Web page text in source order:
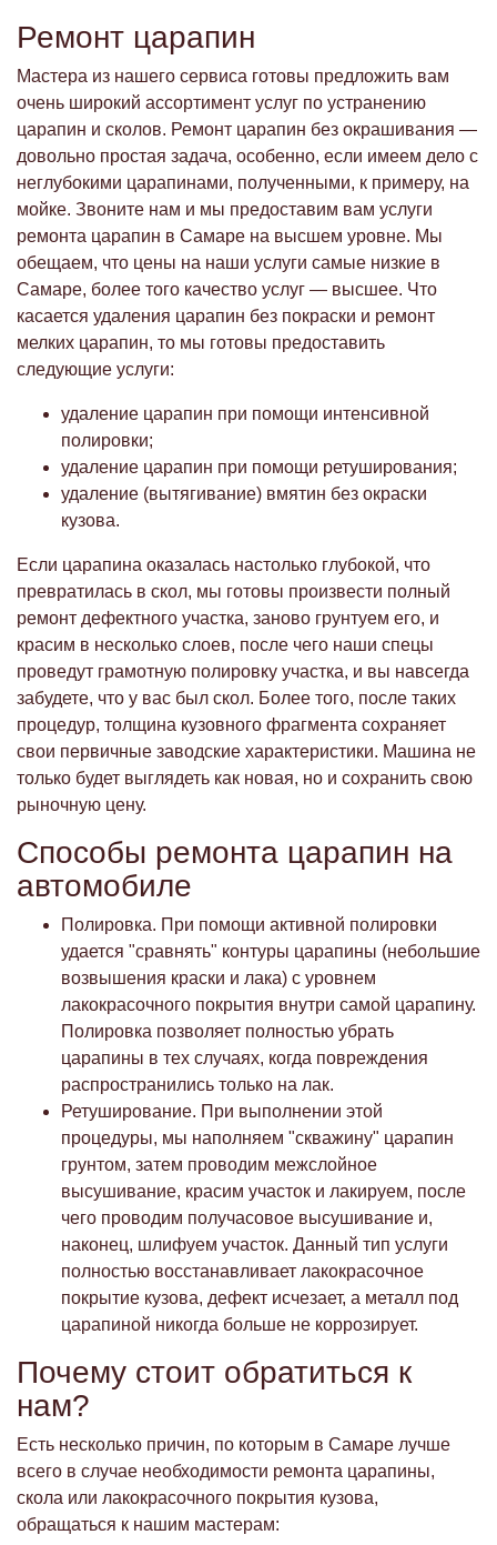
Ремонт царапин
Мастера из нашего сервиса готовы предложить вам
очень широкий ассортимент услуг по устранению
царапин и сколов. Ремонт царапин без окрашивания —
довольно простая задача, особенно, если имеем дело с
неглубокими царапинами, полученными, к примеру, на
мойке. Звоните нам и мы предоставим вам услуги
ремонта царапин в Самаре на высшем уровне. Мы
обещаем, что цены на наши услуги самые низкие в
Самаре, более того качество услуг — высшее. Что
касается удаления царапин без покраски и ремонт
мелких царапин, то мы готовы предоставить
следующие услуги:
удаление царапин при помощи интенсивной
полировки;
удаление царапин при помощи ретуширования;
удаление (вытягивание) вмятин без окраски
кузова.
Если царапина оказалась настолько глубокой, что
превратилась в скол, мы готовы произвести полный
ремонт дефектного участка, заново грунтуем его, и
красим в несколько слоев, после чего наши спецы
проведут грамотную полировку участка, и вы навсегда
забудете, что у вас был скол. Более того, после таких
процедур, толщина кузовного фрагмента сохраняет
свои первичные заводские характеристики. Машина не
только будет выглядеть как новая, но и сохранить свою
рыночную цену.
Способы ремонта царапин на
автомобиле
Полировка. При помощи активной полировки
удается "сравнять" контуры царапины (небольшие
возвышения краски и лака) с уровнем
лакокрасочного покрытия внутри самой царапину.
Полировка позволяет полностью убрать
царапины в тех случаях, когда повреждения
распространились только на лак.
Ретуширование. При выполнении этой
процедуры, мы наполняем "скважину" царапин
грунтом, затем проводим межслойное
высушивание, красим участок и лакируем, после
чего проводим получасовое высушивание и,
наконец, шлифуем участок. Данный тип услуги
полностью восстанавливает лакокрасочное
покрытие кузова, дефект исчезает, а металл под
царапиной никогда больше не коррозирует.
Почему стоит обратиться к
нам?
Есть несколько причин, по которым в Самаре лучше
всего в случае необходимости ремонта царапины,
скола или лакокрасочного покрытия кузова,
обращаться к нашим мастерам: